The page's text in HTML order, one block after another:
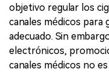
objetivo regular los
canales médicos para
adecuado. Sin
electrónicos,
canales médicos no